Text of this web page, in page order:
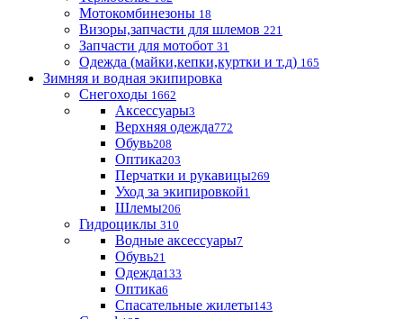
Мотокомбинезоны 18
Визоры,запчасти для шлемов 221
Запчасти для мотобот 31
Одежда (майки,кепки,куртки и т.д) 165
Зимняя и водная экипировка
Снегоходы 1662
Аксессуары3
Верхняя одежда772
Обувь208
Оптика203
Перчатки и рукавицы269
Уход за экипировкой1
Шлемы206
Гидроциклы 310
Водные аксессуары7
Обувь21
Одежда133
Оптика6
Спасательные жилеты143